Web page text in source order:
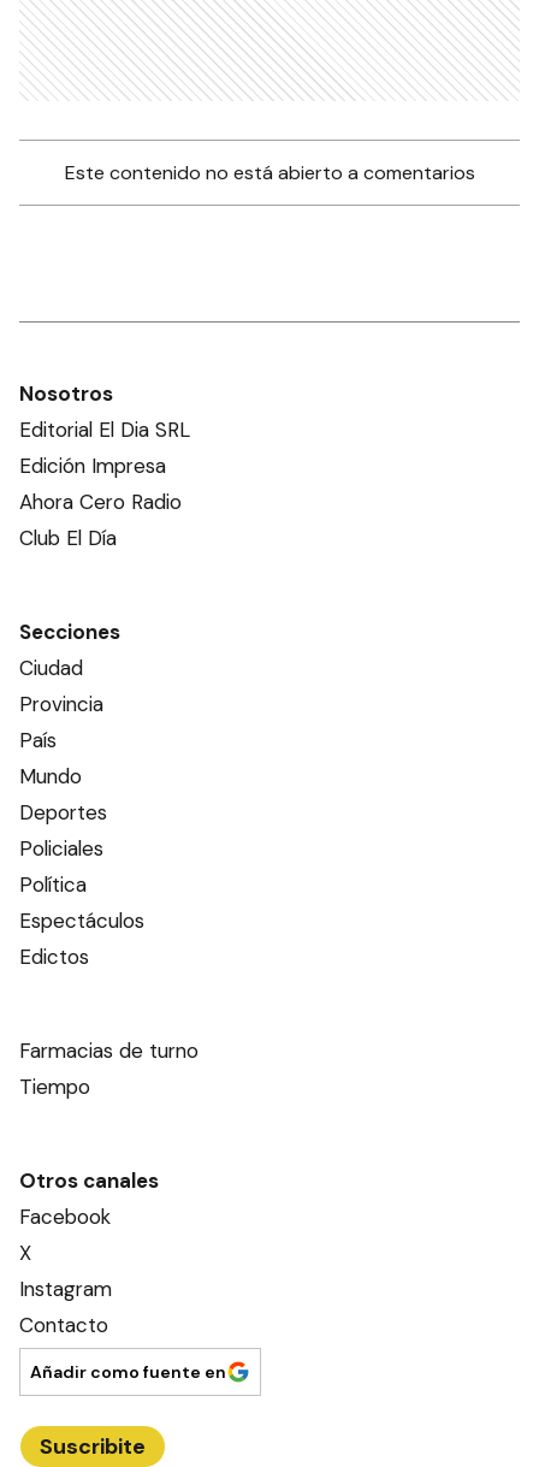
Este contenido no está abierto a comentarios
Nosotros
Editorial El Dia SRL
Edición Impresa
Ahora Cero Radio
Club El Día
Secciones
Ciudad
Provincia
País
Mundo
Deportes
Policiales
Política
Espectáculos
Edictos
Farmacias de turno
Tiempo
Otros canales
Facebook
X
Instagram
Contacto
Añadir como fuente en
Suscribite